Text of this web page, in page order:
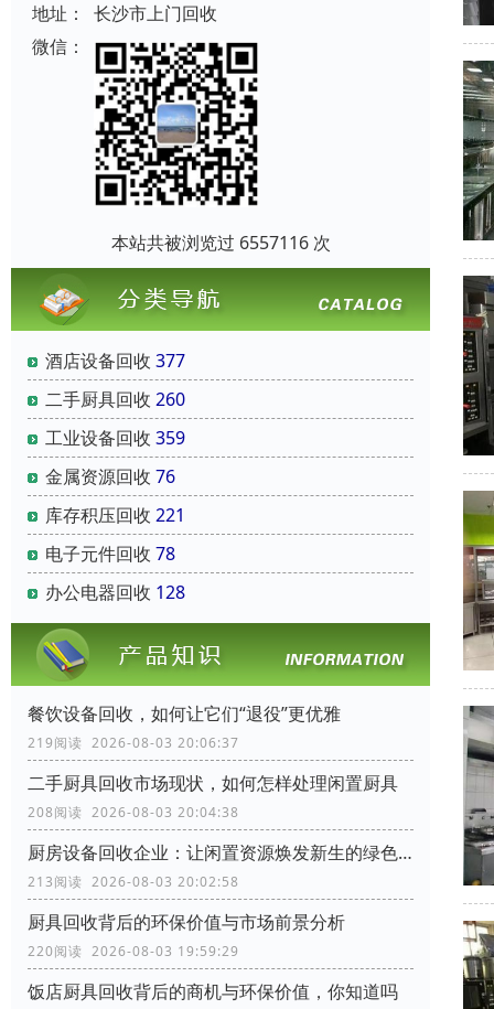
地址：
长沙市上门回收
微信：
本站共被浏览过 6557116 次
酒店设备回收 377
二手厨具回收 260
工业设备回收 359
金属资源回收 76
库存积压回收 221
电子元件回收 78
办公电器回收 128
餐饮设备回收，如何让它们“退役”更优雅
219阅读 2026-08-03 20:06:37
二手厨具回收市场现状，如何怎样处理闲置厨具
208阅读 2026-08-03 20:04:38
厨房设备回收企业：让闲置资源焕发新生的绿色力量
213阅读 2026-08-03 20:02:58
厨具回收背后的环保价值与市场前景分析
220阅读 2026-08-03 19:59:29
饭店厨具回收背后的商机与环保价值，你知道吗